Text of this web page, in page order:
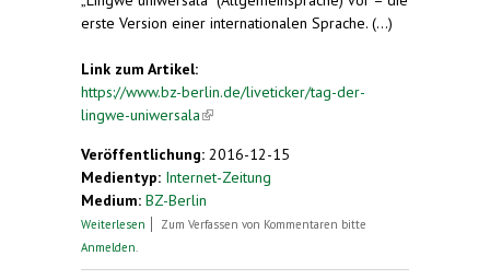
erste Version einer internationalen Sprache. (...)
Link zum Artikel:
https://www.bz-berlin.de/liveticker/tag-der-
lingwe-uniwersala(link is external)
Veröffentlichung: 2016-12-15
Medientyp: Internet-Zeitung
Medium: BZ-Berlin
Weiterlesen über Tag der Lingwe uniwersala
Zum Verfassen von Kommentaren bitte
Anmelden